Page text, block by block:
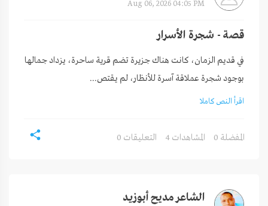
Aug 06, 2026 04:05 PM
قصة - شجرة الأسرار
في قديم الزمان، كانت هناك جزيرة تضم قرية ساحرة، يزداد جمالها
بوجود شجرة عملاقة آسرة للأنظار، لم يقتص...
اقرأ النص كاملا
0 المفضلة 4 المشاهدات 0 التعليقات
الشاعر مديح أبوزيد